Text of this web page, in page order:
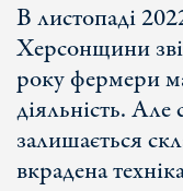
В листопаді
Херсонщини
року фермери
діяльність. Але
залишається
вкрадена